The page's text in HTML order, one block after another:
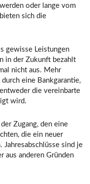
oder lange vom
sich die
gewisse Leistungen
in der Zukunft bezahlt
nicht aus. Mehr
eine Bankgarantie,
die vereinbarte
wird.
Zugang, den eine
die ein neuer
Jahresabschlüsse sind je
aus anderen Gründen